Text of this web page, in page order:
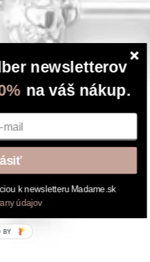
newsletterov
údajov
k newsletteru Madame.sk
na váš nákup.